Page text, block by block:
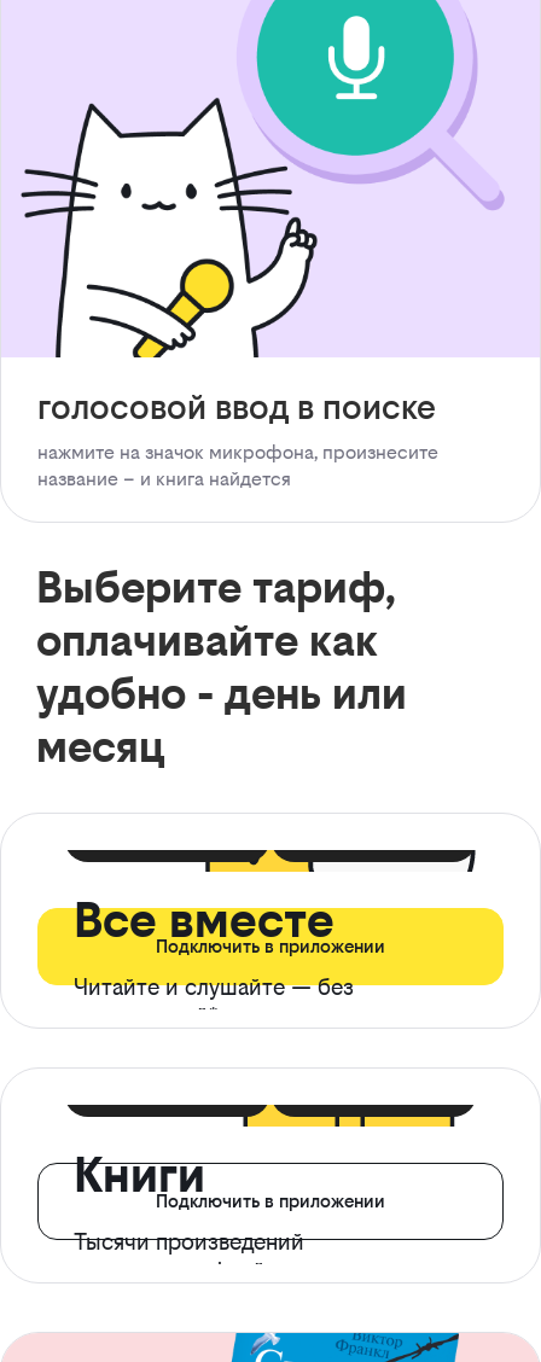
голосовой ввод в поиске
нажмите на значок микрофона, произнесите
название – и книга найдется
Выберите тариф,
оплачивайте как
удобно - день или
месяц
Все вместе
Читайте и слушайте — без
ограничений*
Подключить в приложении
Книги
Тысячи произведений
с доступом офлайн
Подключить в приложении